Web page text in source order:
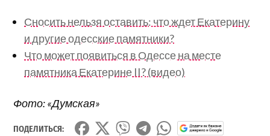
Сносить нельзя оставить: что ждет Екатерину
и другие одесские памятники?
Что может появиться в Одессе на месте
памятника Екатерине II? (видео)
Фото: «Думская»
ПОДЕЛИТЬСЯ: